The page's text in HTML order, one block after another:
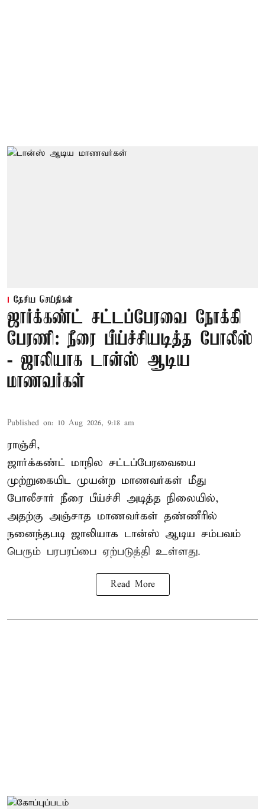
தேசிய செய்திகள்
ஜார்க்கண்ட் சட்டப்பேரவை நோக்கி
பேரணி: நீரை பீய்ச்சியடித்த போலீஸ்
- ஜாலியாக டான்ஸ் ஆடிய
மாணவர்கள்
Published on: 10 Aug 2026, 9:18 am
ராஞ்சி,
ஜார்க்கண்ட் மாநில சட்டப்பேரவையை
முற்றுகையிட முயன்ற மாணவர்கள் மீது
போலீசார் நீரை பீய்ச்சி அடித்த நிலையில்,
அதற்கு அஞ்சாத மாணவர்கள் தண்ணீரில்
நனைந்தபடி ஜாலியாக டான்ஸ் ஆடிய சம்பவம்
பெரும் பரபரப்பை ஏற்படுத்தி உள்ளது.
Read More